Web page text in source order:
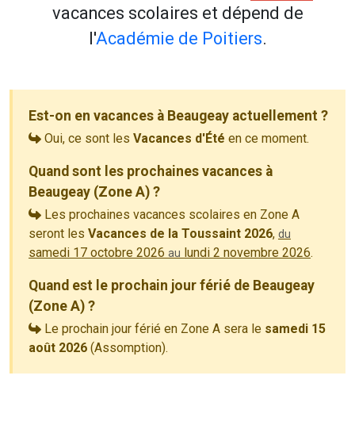
vacances scolaires et dépend de
l'Académie de Poitiers.
Est-on en vacances à Beaugeay actuellement ?
Oui, ce sont les Vacances d'Été en ce moment.
Quand sont les prochaines vacances à
Beaugeay (Zone A) ?
Les prochaines vacances scolaires en Zone A
seront les Vacances de la Toussaint 2026, du
samedi 17 octobre 2026 au lundi 2 novembre 2026.
Quand est le prochain jour férié de Beaugeay
(Zone A) ?
Le prochain jour férié en Zone A sera le samedi 15
août 2026 (Assomption).